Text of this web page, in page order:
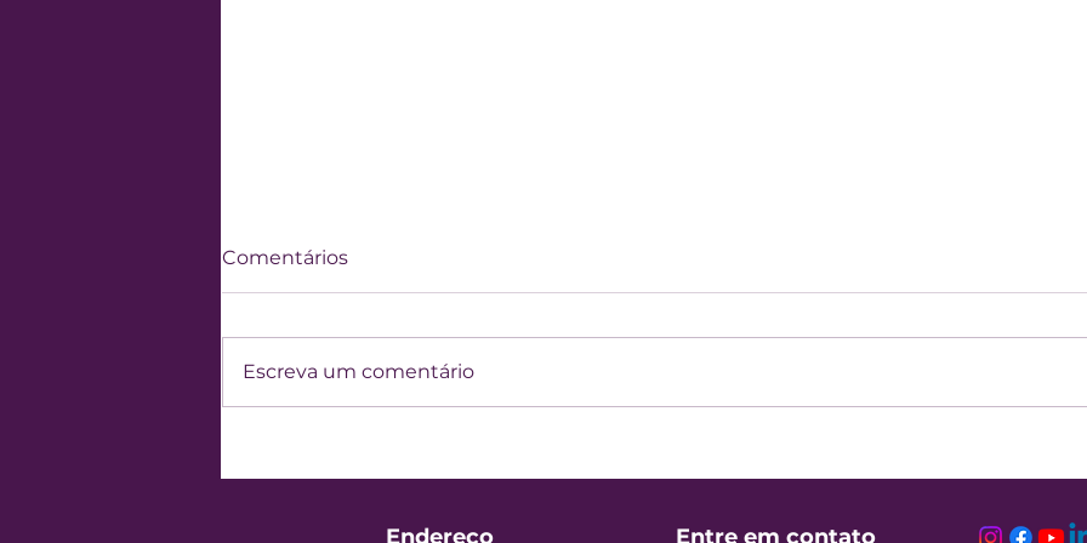
600 empreendedores e
Comentários
Escreva um comentário
Endereço Entre em contato